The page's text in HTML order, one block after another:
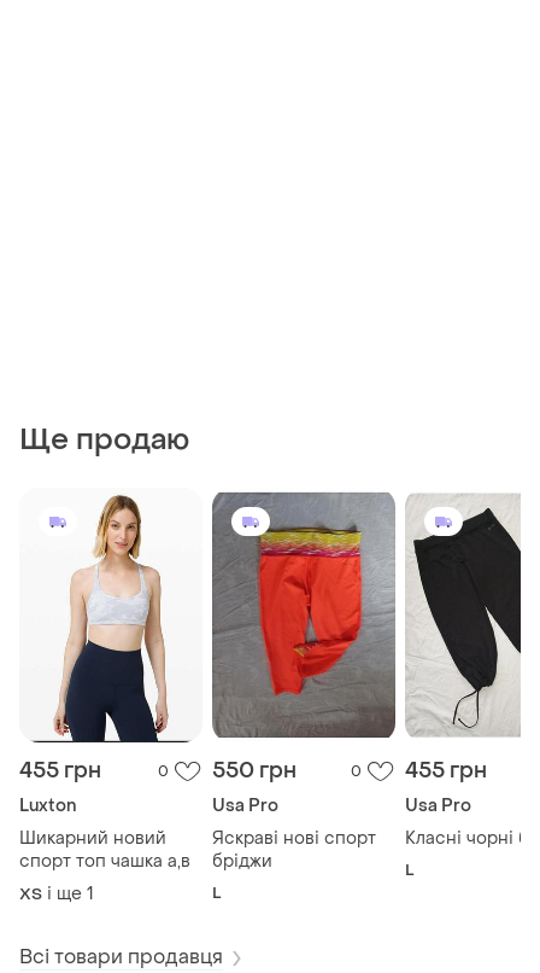
Ще продаю
455 грн 0
Luxton
Шикарний новий
спорт топ чашка а,в
ХS і ще 1
550 грн 0
Usa Pro
Яскраві нові спорт
бріджи
L
455 грн
Usa Pro
Класні чорні
L
Всі товари продавця